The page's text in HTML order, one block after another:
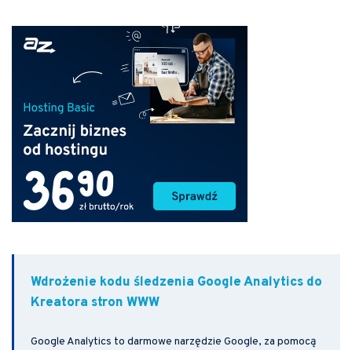
Wdrożenie kodu śledzenia Google Analytics do
Kreatora stron WWW
Google Analytics to darmowe narzędzie Google, za pomocą